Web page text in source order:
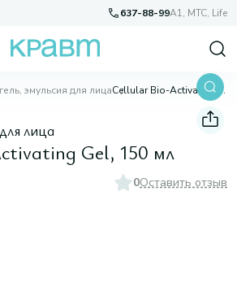
637-88-99A1, МТС, Life
эмульсия для лица Cellular Bio-Activating Gel, 150 мл
лица
Gel, 150 мл
0Оставить отзыв